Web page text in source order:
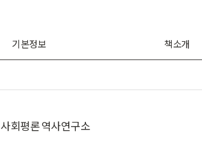
기본정보 책소개
사회평론 역사연구소